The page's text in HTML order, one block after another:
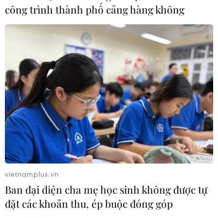
03/08/2026 01:40
Nhận định Việt Nam vs
Indonesia: Thầy Kim cần thay đổi để
giành chiến thắng?
03/08/2026 00:06
Xem thêm
CƠ QUAN CHỦ QUẢN: THÔNG TẤN XÃ VIỆT NAM
công trình thành phố cảng hàng không
vietnamplus.vn
Ban đại diện cha mẹ học sinh không được tự
đặt các khoản thu, ép buộc đóng góp